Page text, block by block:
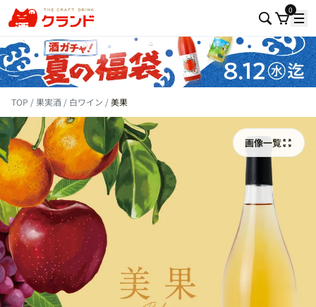
0
TOP 果実酒 白ワイン 美果
画像一覧